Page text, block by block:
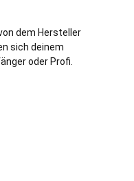
dem Hersteller
sich deinem
oder Profi.